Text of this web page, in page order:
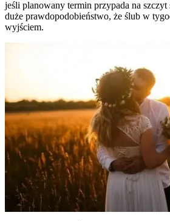
jeśli planowany termin przypada na szczyt
duże prawdopodobieństwo, że ślub w
wyjściem.